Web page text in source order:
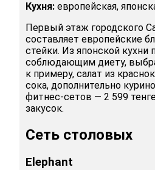
Кухня: европейская,
Первый этаж городского
составляет европейские
стейки. Из японской
соблюдающим диету,
к примеру, салат из
сока, дополнительно
фитнес-сетов — 2 599
закусок.
Сеть столовых
Elephant